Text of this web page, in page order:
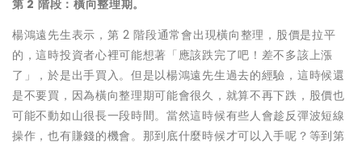
第 2 階段：橫向整理期。
楊鴻遠先生表示，第 2 階段通常會出現橫向整理，股價是拉平
的，這時投資者心裡可能想著「應該跌完了吧！差不多該上漲
了」，於是出手買入。但是以楊鴻遠先生過去的經驗，這時候還
是不要買，因為橫向整理期可能會很久，就算不再下跌，股價也
可能不動如山很長一段時間。當然這時候有些人會趁反彈波短線
操作，也有賺錢的機會。那到底什麼時候才可以入手呢？等到第